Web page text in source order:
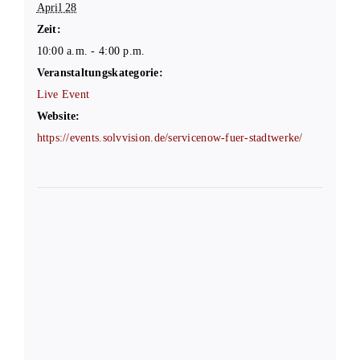
April 28
Zeit:
10:00 a.m. - 4:00 p.m.
Veranstaltungskategorie:
Live Event
Website:
https://events.solvvision.de/servicenow-fuer-stadtwerke/